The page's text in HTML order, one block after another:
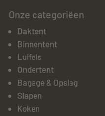
Onze categoriëen
Daktent
Binnentent
Luifels
Ondertent
Bagage & Opslag
Slapen
Koken